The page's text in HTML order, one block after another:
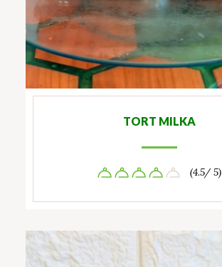
TORT MILKA
(4.5/ 5)